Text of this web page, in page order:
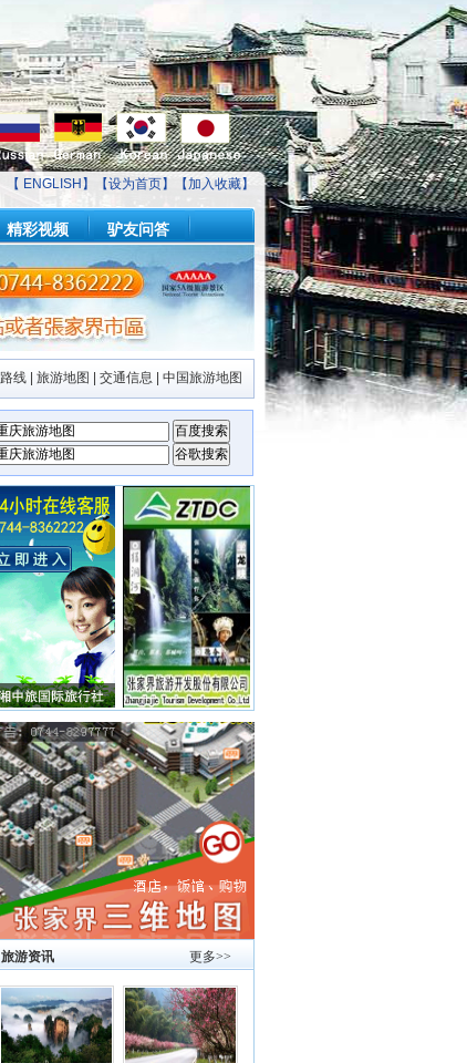
【 ENGLISH 】【设为首页】【加入收藏】
精彩视频 驴友问答
线 旅游地图 交通信息 中国旅游地图
更多>>
旅游资讯